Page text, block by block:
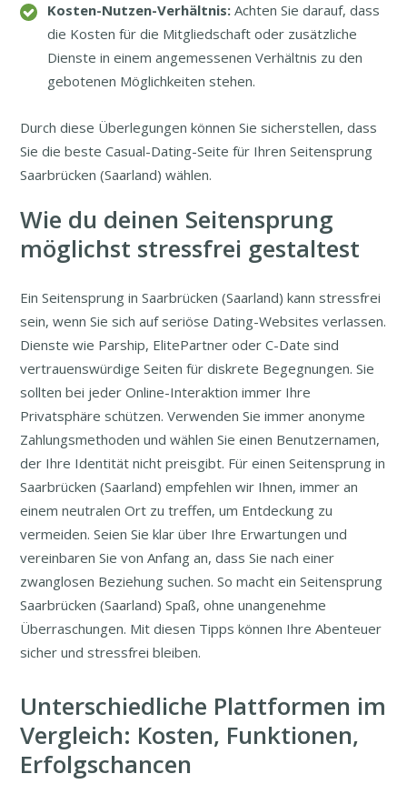
Kosten-Nutzen-Verhältnis: Achten Sie darauf, dass
die Kosten für die Mitgliedschaft oder zusätzliche
Dienste in einem angemessenen Verhältnis zu den
gebotenen Möglichkeiten stehen.
Durch diese Überlegungen können Sie sicherstellen, dass
Sie die beste Casual-Dating-Seite für Ihren Seitensprung
Saarbrücken (Saarland) wählen.
Wie du deinen Seitensprung
möglichst stressfrei gestaltest
Ein Seitensprung in Saarbrücken (Saarland) kann stressfrei
sein, wenn Sie sich auf seriöse Dating-Websites verlassen.
Dienste wie Parship, ElitePartner oder C-Date sind
vertrauenswürdige Seiten für diskrete Begegnungen. Sie
sollten bei jeder Online-Interaktion immer Ihre
Privatsphäre schützen. Verwenden Sie immer anonyme
Zahlungsmethoden und wählen Sie einen Benutzernamen,
der Ihre Identität nicht preisgibt. Für einen Seitensprung in
Saarbrücken (Saarland) empfehlen wir Ihnen, immer an
einem neutralen Ort zu treffen, um Entdeckung zu
vermeiden. Seien Sie klar über Ihre Erwartungen und
vereinbaren Sie von Anfang an, dass Sie nach einer
zwanglosen Beziehung suchen. So macht ein Seitensprung
Saarbrücken (Saarland) Spaß, ohne unangenehme
Überraschungen. Mit diesen Tipps können Ihre Abenteuer
sicher und stressfrei bleiben.
Unterschiedliche Plattformen im
Vergleich: Kosten, Funktionen,
Erfolgschancen